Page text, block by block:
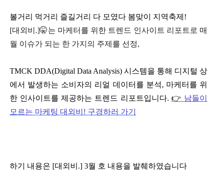
볼거리 먹거리 즐길거리 다 모였다 봄맞이 지역축제 !
[대외비 .]🤫는 마케터를 위한 트렌드 인사이트 리포트로 매
월 이슈가 되는 한 가지의 주제를 선정,
TMCK DDA(Digital Data Analysis) 시스템을 통해 디지털 상
에서 발생하는 소비자의 리얼 데이터를 분석, 마케터를 위
한 인사이트를 제공하는 트렌드 리포트입니다. 👉 남들이
모르는 마케팅 대외비! 구경하러 가기
하기 내용은 [대외비 .] 3월 호 내용을 발췌하였습니다